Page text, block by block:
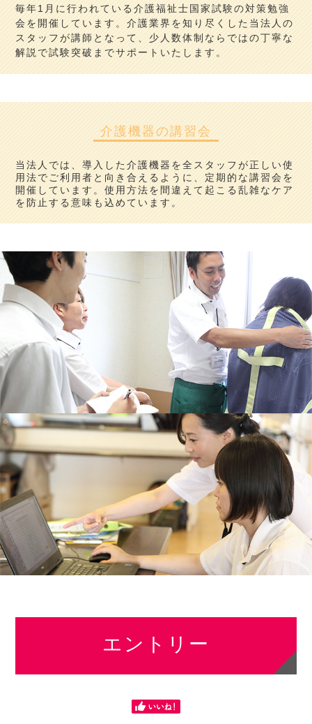
毎年1月に行われている介護福祉士国家試験の対策勉強
会を開催しています。介護業界を知り尽くした当法人の
スタッフが講師となって、少人数体制ならではの丁寧な
解説で試験突破までサポートいたします。
介護機器の講習会
当法人では、導入した介護機器を全スタッフが正しい使
用法でご利用者と向き合えるように、定期的な講習会を
開催しています。使用方法を間違えて起こる乱雑なケア
を防止する意味も込めています。
エントリー